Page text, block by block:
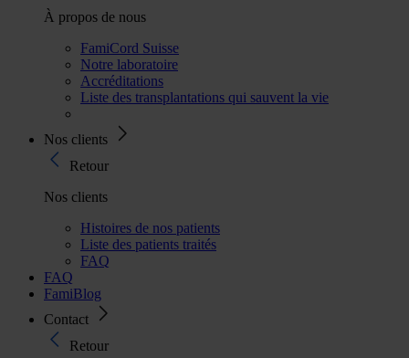
À propos de nous
FamiCord Suisse
Notre laboratoire
Accréditations
Liste des transplantations qui sauvent la vie
Nos clients
Retour
Nos clients
Histoires de nos patients
Liste des patients traités
FAQ
FAQ
FamiBlog
Contact
Retour